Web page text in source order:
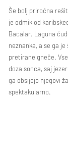
Še bolj priročna
je odmik od
Bacalar. Laguna
neznanka, a se ga
pretirane gneče.
doza sonca, saj
ga obsijejo njegovi
spektakularno.